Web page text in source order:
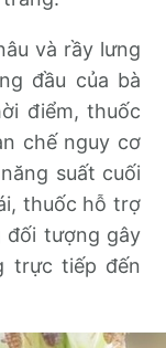
và rầy lưng
đầu của bà
điểm, thuốc
chế nguy cơ
suất cuối
thuốc hỗ trợ
đối tượng gây
trực tiếp đến